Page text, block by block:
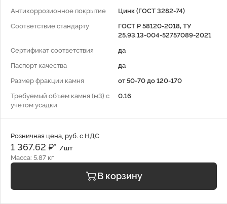
Антикоррозионное покрытие
Цинк (ГОСТ 3282-74)
Соответствие стандарту
ГОСТ Р 58120-2018, ТУ
25.93.13-004-52757089-2021
Сертификат соответствия
да
Паспорт качества
да
Размер фракции камня
от 50-70 до 120-170
Требуемый объем камня (м3) с
учетом усадки
0.16
Розничная цена, руб. с НДС
1 367.62 ₽* /шт
Масса: 5.87 кг
В корзину